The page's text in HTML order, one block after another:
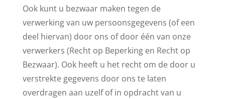
Ook kunt u bezwaar maken tegen de
verwerking van uw persoonsgegevens (of een
deel hiervan) door ons of door één van onze
verwerkers (Recht op Beperking en Recht op
Bezwaar). Ook heeft u het recht om de door u
verstrekte gegevens door ons te laten
overdragen aan uzelf of in opdracht van u